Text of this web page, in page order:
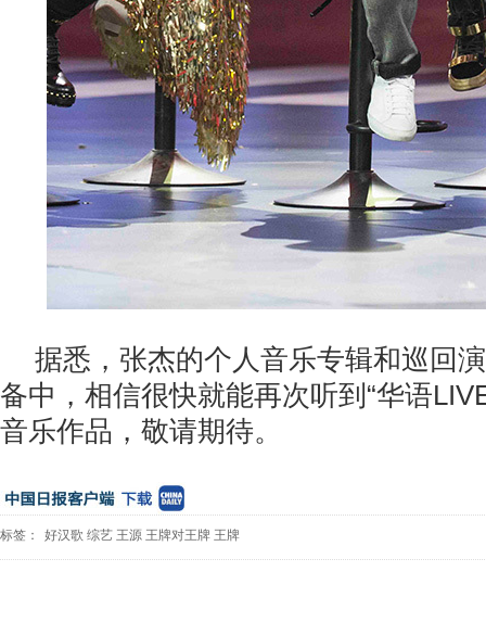
据悉，张杰的个人音乐专辑和巡回
备中，相信很快就能再次听到“华语
音乐作品，敬请期待。
标签： 好汉歌 综艺 王源 王牌对王牌 王牌